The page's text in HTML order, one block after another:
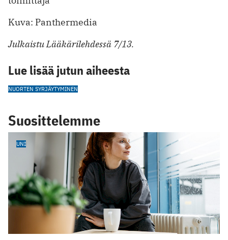
Kuva: Panthermedia
Julkaistu Lääkärilehdessä 7/13.
Lue lisää jutun aiheesta
NUORTEN SYRJÄYTYMINEN
Suosittelemme
UNI